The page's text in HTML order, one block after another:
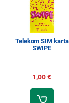
Telekom SIM karta
SWIPE
1,00 €